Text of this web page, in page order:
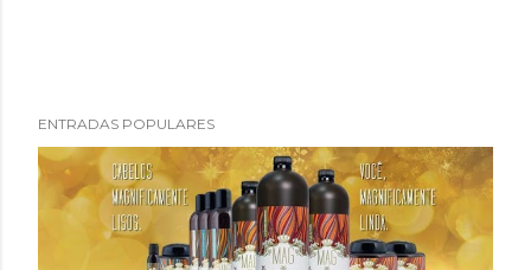
u
b
ENTRADAS POPULARES